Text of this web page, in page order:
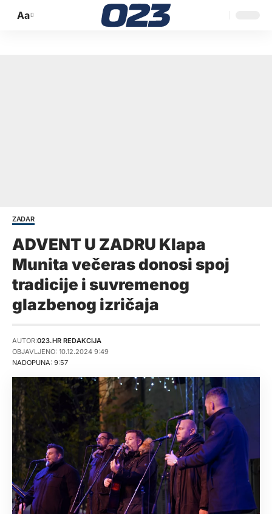
Promijeni
Aa
ZADAR
ADVENT U ZADRU Klapa
Munita večeras donosi spoj
tradicije i suvremenog
glazbenog izričaja
NADOPUNA: 9:57
AUTOR:023.HR REDAKCIJA
OBJAVLJENO: 10.12.2024 9:49